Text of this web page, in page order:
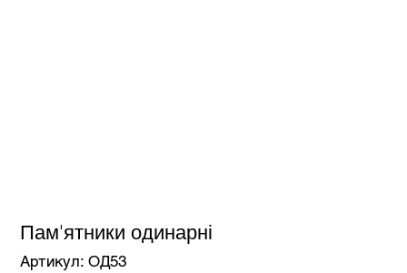
Пам'ятники одинарні
Артикул: Артикул
ОД53
ОД53